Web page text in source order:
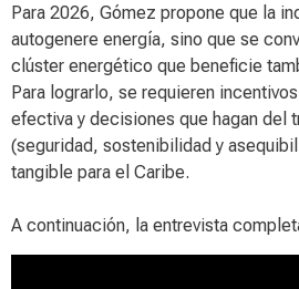
Para 2026, Gómez propone que la
autogenere energía, sino que se
clúster energético que beneficie
Para lograrlo, se requieren
efectiva y decisiones que hagan del
(seguridad, sostenibilidad y
tangible para el Caribe.
A continuación, la entrevista